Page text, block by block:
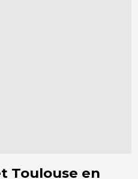
Toulouse en